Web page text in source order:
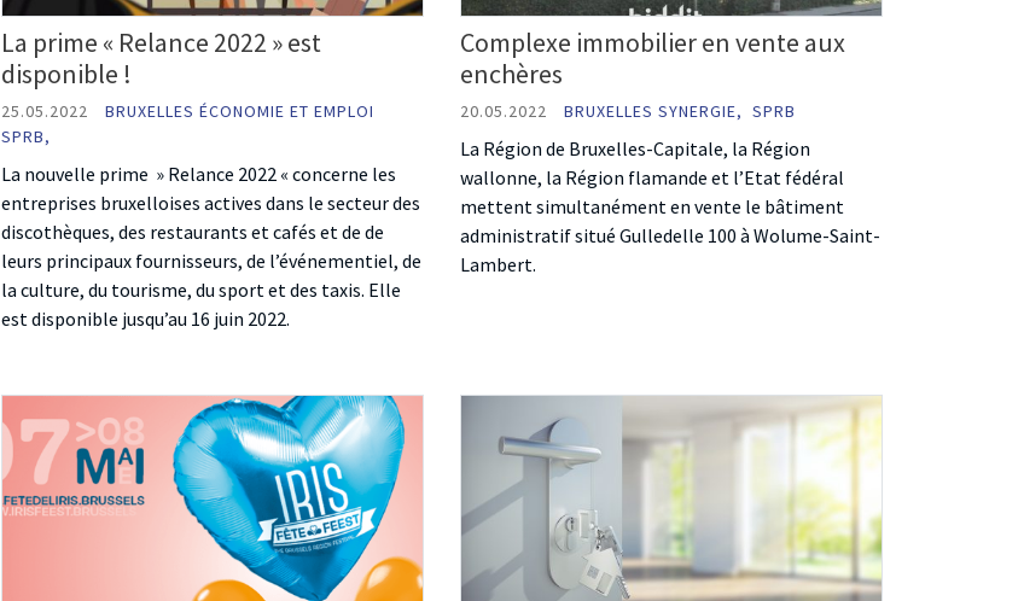
La prime « Relance 2022 » est
disponible !
25.05.2022
BRUXELLES ÉCONOMIE ET EMPLOI
SPRB,
La nouvelle prime » Relance 2022 « concerne les
entreprises bruxelloises actives dans le secteur des
discothèques, des restaurants et cafés et de de
leurs principaux fournisseurs, de l’événementiel, de
la culture, du tourisme, du sport et des taxis. Elle
est disponible jusqu’au 16 juin 2022.
Complexe immobilier en vente aux
enchères
20.05.2022 BRUXELLES SYNERGIE, SPRB
La Région de Bruxelles-Capitale, la Région
wallonne, la Région flamande et l’Etat fédéral
mettent simultanément en vente le bâtiment
administratif situé Gulledelle 100 à Wolume-Saint-
Lambert.